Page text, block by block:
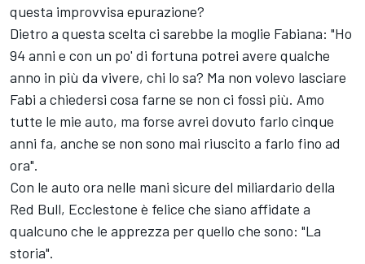
questa improvvisa epurazione?
Dietro a questa scelta ci sarebbe la moglie Fabiana: "Ho
94 anni e con un po' di fortuna potrei avere qualche
anno in più da vivere, chi lo sa? Ma non volevo lasciare
Fabi a chiedersi cosa farne se non ci fossi più. Amo
tutte le mie auto, ma forse avrei dovuto farlo cinque
anni fa, anche se non sono mai riuscito a farlo fino ad
ora".
Con le auto ora nelle mani sicure del miliardario della
Red Bull, Ecclestone è felice che siano affidate a
qualcuno che le apprezza per quello che sono: "La
storia".